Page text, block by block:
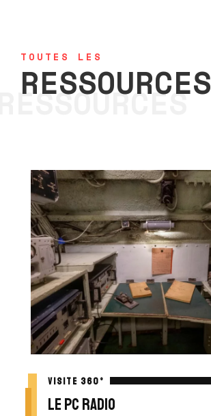
TOUTES LES
RESSOURCES
VISITE 360°
Le PC radio